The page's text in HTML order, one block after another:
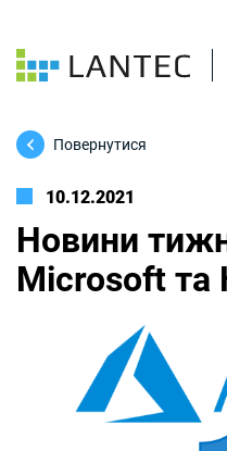
Повернутися
10.12.2021
Новини
Microsoft та